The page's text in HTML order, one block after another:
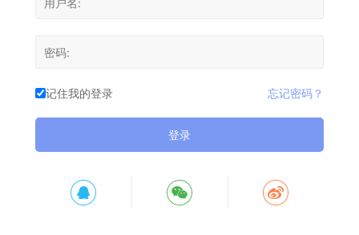
记住我的登录 忘记密码？
登录